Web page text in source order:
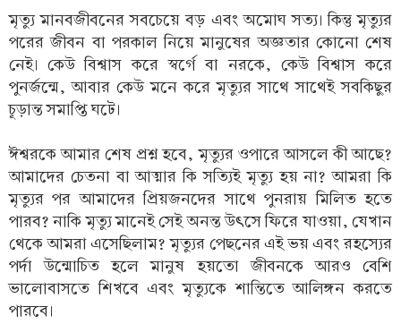
মৃত্যু মানবজীবনের সবচেয়ে বড় এবং অমোঘ সত্য। কিন্তু মৃত্যুর
পরের জীবন বা পরকাল নিয়ে মানুষের অজ্ঞতার কোনো শেষ
নেই। কেউ বিশ্বাস করে স্বর্গে বা নরকে, কেউ বিশ্বাস করে
পুনর্জন্মে, আবার কেউ মনে করে মৃত্যুর সাথে সাথেই সবকিছুর
চূড়ান্ত সমাপ্তি ঘটে।
ঈশ্বরকে আমার শেষ প্রশ্ন হবে, মৃত্যুর ওপারে আসলে কী আছে?
আমাদের চেতনা বা আত্মার কি সত্যিই মৃত্যু হয় না? আমরা কি
মৃত্যুর পর আমাদের প্রিয়জনদের সাথে পুনরায় মিলিত হতে
পারব? নাকি মৃত্যু মানেই সেই অনন্ত উৎসে ফিরে যাওয়া, যেখান
থেকে আমরা এসেছিলাম? মৃত্যুর পেছনের এই ভয় এবং রহস্যের
পর্দা উন্মোচিত হলে মানুষ হয়তো জীবনকে আরও বেশি
ভালোবাসতে শিখবে এবং মৃত্যুকে শান্তিতে আলিঙ্গন করতে
পারবে।